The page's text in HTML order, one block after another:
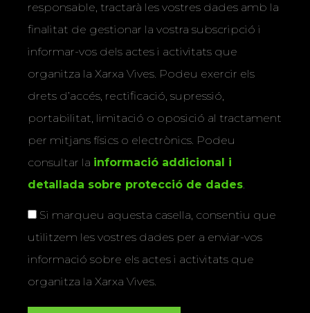
responsable, tractarà les vostres dades amb la
finalitat de gestionar la vostra subscripció i
informar-vos dels actes i activitats que
organitza la Xarxa Vives. Podeu exercir els
drets d’accés, rectificació, supressió,
portabilitat, limitació o oposició al tractament
per mitjans físics o electrònics. Podeu
consultar la informació addicional i
detallada sobre protecció de dades.
Si marqueu aquesta casella, consentiu que
utilitzem les vostres dades per a enviar-vos
informació sobre els actes i activitats que
organitza la Xarxa Vives.